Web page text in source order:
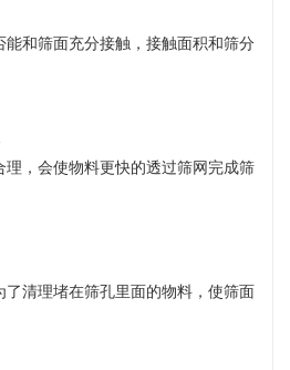
和筛面充分接触，接触面积和筛分
，会使物料更快的透过筛网完成筛
清理堵在筛孔里面的物料，使筛面